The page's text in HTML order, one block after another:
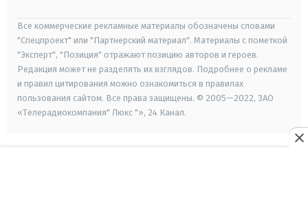
Все коммерческие рекламные материалы обозначены словами
"Спецпроект" или "Партнерский материал". Материалы с пометкой
"Эксперт", "Позиция" отражают позицию авторов и героев.
Редакция может не разделять их взглядов. Подробнее о рекламе
и правил цитирования можно ознакомиться в правилах
пользования сайтом. Все права защищены. © 2005—2022, ЗАО
«Телерадиокомпания" Люкс "», 24 Канал.